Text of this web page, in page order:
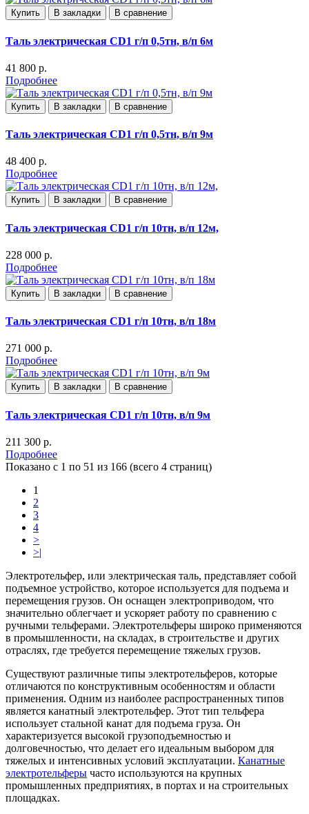
Купить В закладки В сравнение
Таль электрическая CD1 г/п 0,5тн, в/п 6м
41 800 р.
Подробнее
Купить В закладки В сравнение
Таль электрическая CD1 г/п 0,5тн, в/п 9м
48 400 р.
Подробнее
Купить В закладки В сравнение
Таль электрическая CD1 г/п 10тн, в/п 12м,
228 000 р.
Подробнее
Купить В закладки В сравнение
Таль электрическая CD1 г/п 10тн, в/п 18м
271 000 р.
Подробнее
Купить В закладки В сравнение
Таль электрическая CD1 г/п 10тн, в/п 9м
211 300 р.
Подробнее
Показано с 1 по 51 из 166 (всего 4 страниц)
1
2
3
4
>
>|
Электротельфер, или электрическая таль, представляет собой
подъемное устройство, которое используется для подъема и
перемещения грузов. Он оснащен электроприводом, что
значительно облегчает и ускоряет работу по сравнению с
ручными тельферами. Электротельферы широко применяются
в промышленности, на складах, в строительстве и других
отраслях, где требуется перемещение тяжелых грузов.
Существуют различные типы электротельферов, которые
отличаются по конструктивным особенностям и области
применения. Одним из наиболее распространенных типов
является канатный электротельфер. Этот тип тельфера
использует стальной канат для подъема груза. Он
характеризуется высокой грузоподъемностью и
долговечностью, что делает его идеальным выбором для
тяжелых и интенсивных условий эксплуатации. Канатные
электротельферы часто используются на крупных
промышленных предприятиях, в портах и на строительных
площадках.